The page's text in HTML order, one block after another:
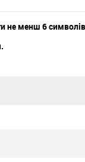
не менш 6